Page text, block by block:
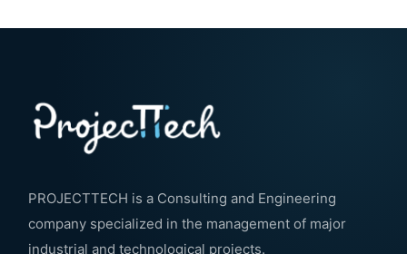
PROJECTTECH is a Consulting and Engineering
company specialized in the management of major
industrial and technological projects.